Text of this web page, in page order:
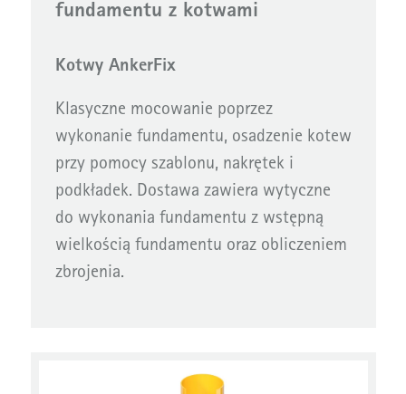
fundamentu z kotwami
Kotwy AnkerFix
Klasyczne mocowanie poprzez
wykonanie fundamentu, osadzenie kotew
przy pomocy szablonu, nakrętek i
podkładek. Dostawa zawiera wytyczne
do wykonania fundamentu z wstępną
wielkością fundamentu oraz obliczeniem
zbrojenia.